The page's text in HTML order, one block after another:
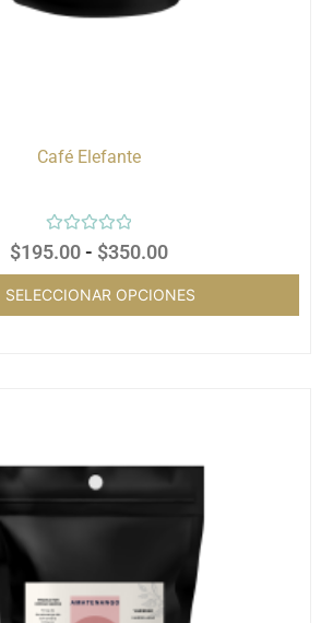
Café Elefante
Valorado
con
0
de
$195.00 - $350.00
SELECCIONAR OPCIONES